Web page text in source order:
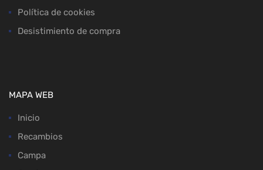
Política de cookies
Desistimiento de compra
MAPA WEB
Inicio
Recambios
Campa